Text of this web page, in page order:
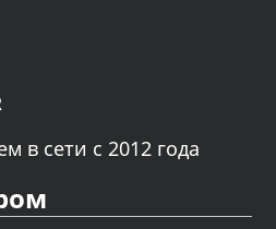
в сети с 2012 года